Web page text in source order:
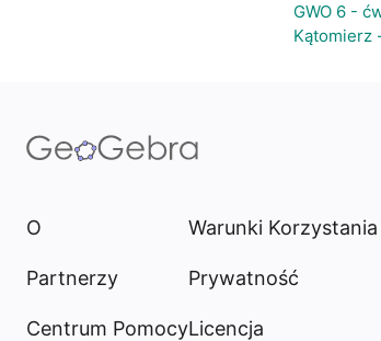
GWO 6 -
Kątomierz
O
Partnerzy
Centrum Pomocy
Warunki Korzystania
Prywatność
Licencja